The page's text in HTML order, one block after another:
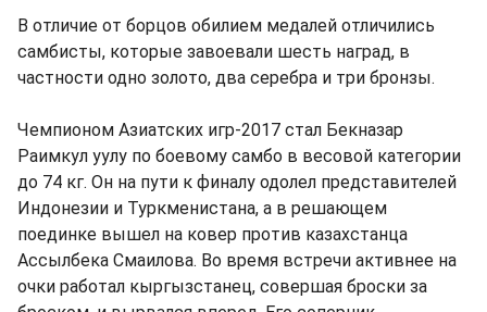
В отличие от борцов обилием медалей отличились
самбисты, которые завоевали шесть наград, в
частности одно золото, два серебра и три бронзы.
Чемпионом Азиатских игр-2017 стал Бекназар
Раимкул уулу по боевому самбо в весовой категории
до 74 кг. Он на пути к финалу одолел представителей
Индонезии и Туркменистана, а в решающем
поединке вышел на ковер против казахстанца
Ассылбека Смаилова. Во время встречи активнее на
очки работал кыргызстанец, совершая броски за